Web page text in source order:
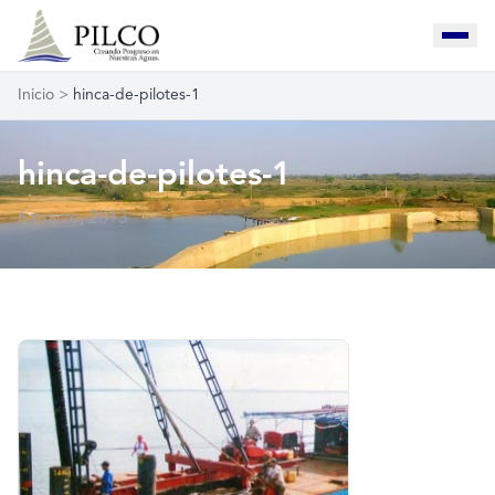
Inicio > hinca-de-pilotes-1
hinca-de-pilotes-1
6 marzo, 2013